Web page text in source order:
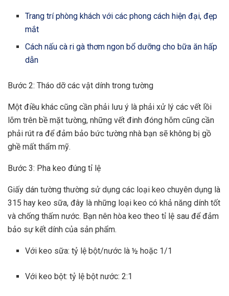
Trang trí phòng khách với các phong cách hiện đại, đẹp
mắt
Cách nấu cà ri gà thơm ngon bổ dưỡng cho bữa ăn hấp
dẫn
Bước 2: Tháo dỡ các vật dính trong tường
Một điều khác cũng cần phải lưu ý là phải xử lý các vết lồi
lõm trên bề mặt tường, những vết đinh đóng hõm cũng cần
phải rút ra để đảm bảo bức tường nhà bạn sẽ không bị gồ
ghề mất thẩm mỹ.
Bước 3: Pha keo đúng tỉ lệ
Giấy dán tường thường sử dụng các loại keo chuyên dụng là
315 hay keo sữa, đây là những loại keo có khả năng dính tốt
và chống thấm nước. Bạn nên hòa keo theo tỉ lệ sau để đảm
bảo sự kết dính của sản phẩm.
Với keo sữa: tỷ lệ bột/nước là ½ hoặc 1/1
Với keo bột: tỷ lệ bột nước: 2:1